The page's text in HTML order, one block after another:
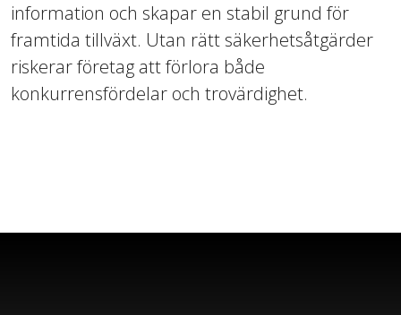
information och skapar en stabil grund för
framtida tillväxt. Utan rätt säkerhetsåtgärder
riskerar företag att förlora både
konkurrensfördelar och trovärdighet.